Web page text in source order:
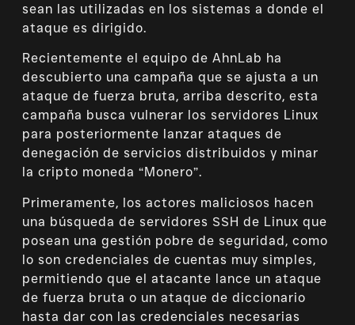
sean las utilizadas en los sistemas a donde el
ataque es dirigido.
Recientemente el equipo de AhnLab ha
descubierto una campaña que se ajusta a un
ataque de fuerza bruta, arriba descrito, esta
campaña busca vulnerar los servidores Linux
para posteriormente lanzar ataques de
denegación de servicios distribuidos y minar
la cripto moneda “Monero”.
Primeramente, los actores maliciosos hacen
una búsqueda de servidores SSH de Linux que
posean una gestión pobre de seguridad, como
lo son credenciales de cuentas muy simples,
permitiendo que el atacante lance un ataque
de fuerza bruta o un ataque de diccionario
hasta dar con las credenciales necesarias